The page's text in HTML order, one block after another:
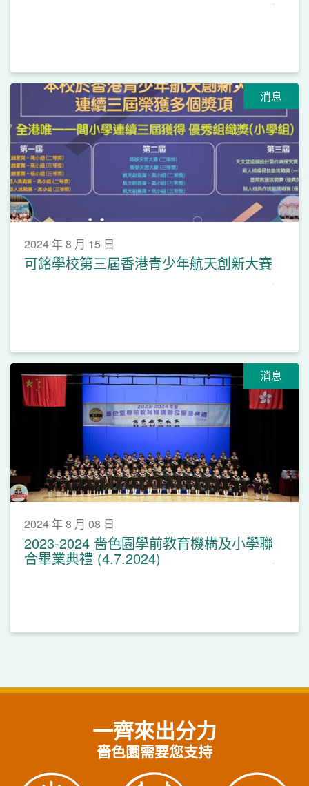
消息
2024 年 8 月 15 日
可銘學校第三屆香港青少年航天創新大賽
消息
2024 年 8 月 08 日
2023-2024 嗇色園學前教育機構及小學聯
合畢業典禮 (4.7.2024)
一齊來出分力
嗇色園需要您支持